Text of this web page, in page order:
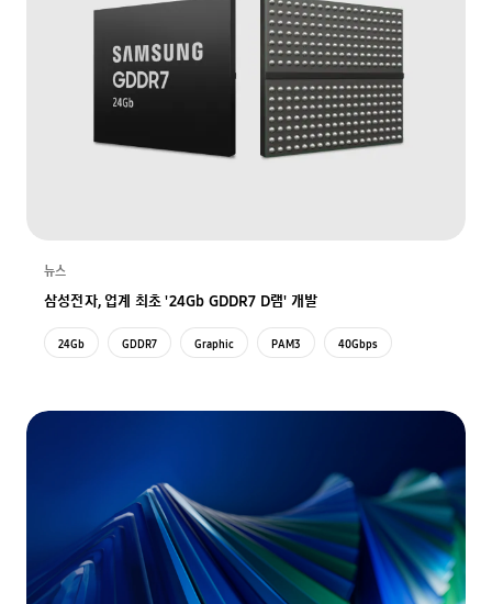
뉴스
삼성전자, 업계 최초 '24Gb GDDR7 D램' 개발
24Gb GDDR7 Graphic PAM3 40Gbps